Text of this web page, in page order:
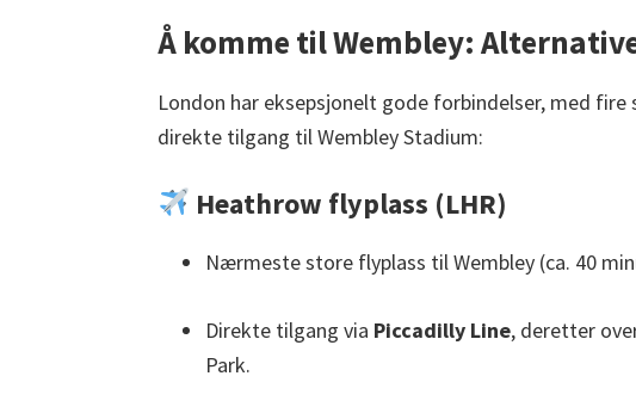
Å komme til Wembley:
London har eksepsjonelt gode forbindelser, med
direkte tilgang til Wembley Stadium:
Heathrow flyplass (LHR)
Nærmeste store flyplass til Wembley (ca. 40
Direkte tilgang via Piccadilly Line, deretter
Park.